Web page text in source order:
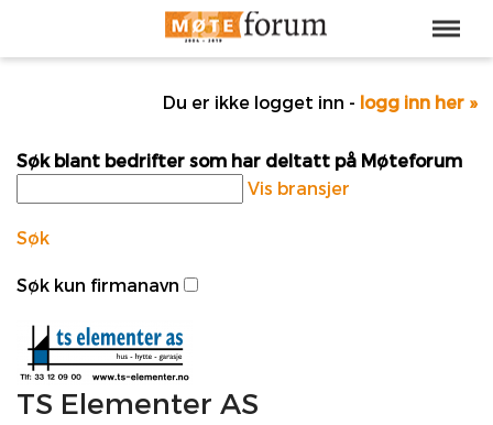
Du er ikke logget inn - logg inn her »
Søk blant bedrifter som har deltatt på Møteforum
Vis bransjer
Søk
Søk kun firmanavn
TS Elementer AS